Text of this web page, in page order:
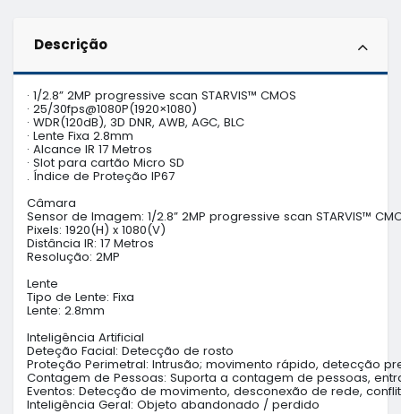
Descrição
· 1/2.8” 2MP progressive scan STARVIS™ CMOS
· 25/30fps@1080P(1920×1080)
· WDR(120dB), 3D DNR, AWB, AGC, BLC
· Lente Fixa 2.8mm
· Alcance IR 17 Metros
· Slot para cartão Micro SD
. Índice de Proteção IP67
Câmara
Sensor de Imagem: 1/2.8” 2MP progressive scan STARVIS™
Pixels: 1920(H) x 1080(V)
Distância IR: 17 Metros
Resolução: 2MP
Lente
Tipo de Lente: Fixa
Lente: 2.8mm
Inteligência Artificial
Deteção Facial: Detecção de rosto
Proteção Perimetral: Intrusão; movimento rápido, detecção
Contagem de Pessoas: Suporta a contagem de pessoas,
Eventos: Detecção de movimento, desconexão de rede,
Inteligência Geral: Objeto abandonado / perdido